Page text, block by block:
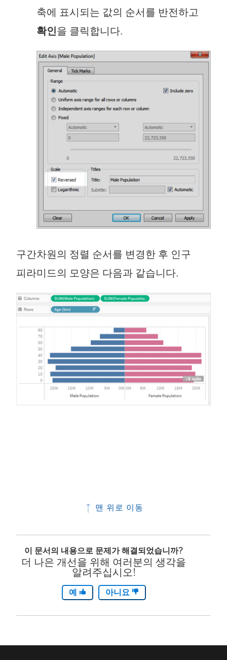
축에 표시되는 값의 순서를 반전하고
확인을 클릭합니다.
구간차원의 정렬 순서를 변경한 후 인구
피라미드의 모양은 다음과 같습니다.
맨 위로 이동
이 문서의 내용으로 문제가 해결되었습니까?
더 나은 개선을 위해 여러분의 생각을
알려주십시오!
예 아니요